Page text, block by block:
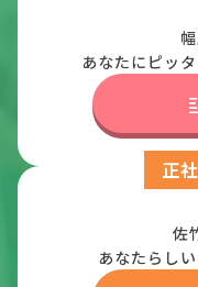
あなたにピッ
正
佐
あなたらし